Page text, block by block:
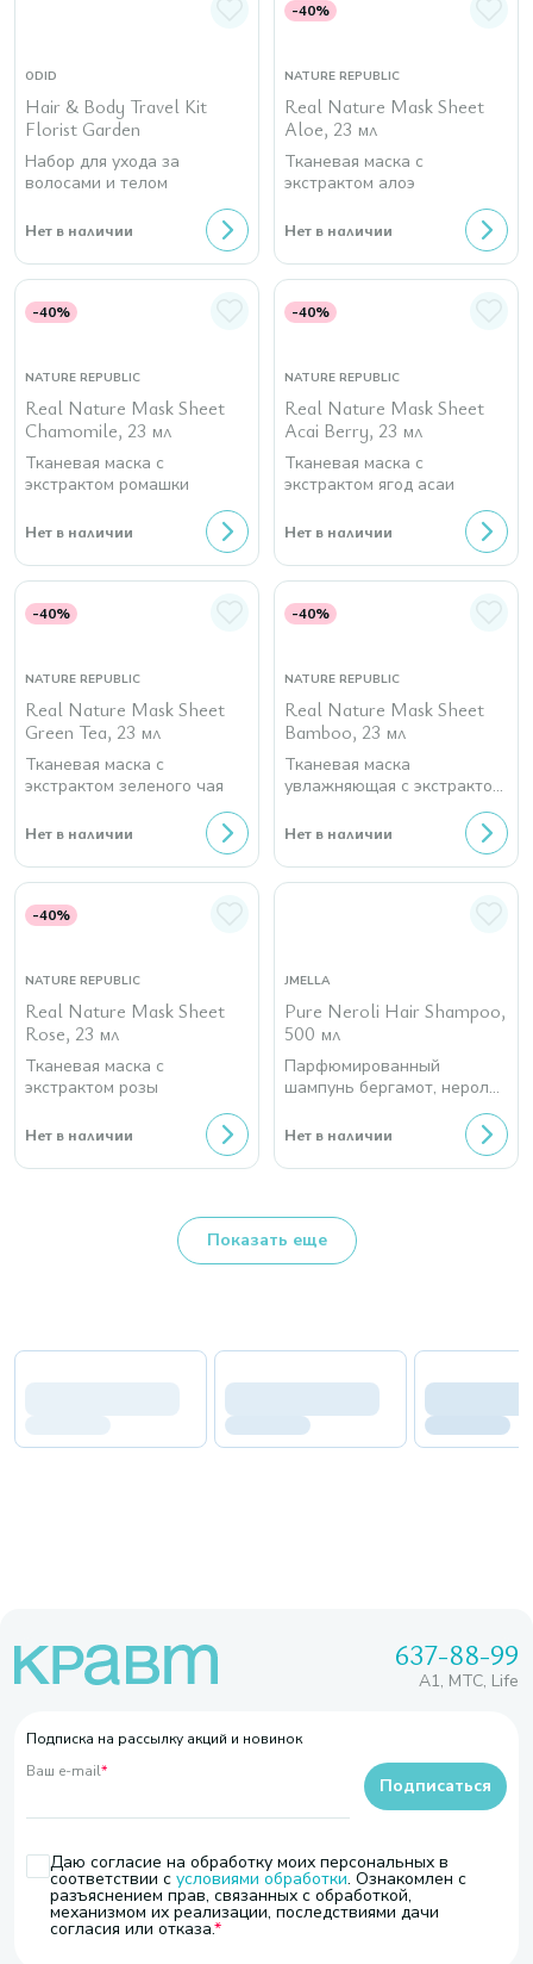
ODID
Hair & Body Travel Kit
Florist Garden
Набор для ухода за
волосами и телом
Нет в наличии
-40%
NATURE REPUBLIC
Real Nature Mask Sheet
Aloe, 23 мл
Тканевая маска с
экстрактом алоэ
Нет в наличии
-40%
NATURE REPUBLIC
Real Nature Mask Sheet
Chamomile, 23 мл
Тканевая маска с
экстрактом ромашки
Нет в наличии
-40%
NATURE REPUBLIC
Real Nature Mask Sheet
Acai Berry, 23 мл
Тканевая маска с
экстрактом ягод асаи
Нет в наличии
-40%
NATURE REPUBLIC
Real Nature Mask Sheet
Green Tea, 23 мл
Тканевая маска с
экстрактом зеленого чая
Нет в наличии
-40%
NATURE REPUBLIC
Real Nature Mask Sheet
Bamboo, 23 мл
Тканевая маска
увлажняющая с экстрактом
Нет в наличии
-40%
NATURE REPUBLIC
Real Nature Mask Sheet
Rose, 23 мл
Тканевая маска с
экстрактом розы
Нет в наличии
JMELLA
Pure Neroli Hair Shampoo,
500 мл
Парфюмированный
шампунь бергамот, нероли,
Нет в наличии
Показать еще
637-88-99
A1, МТС, Life
Подписка на рассылку акций и новинок
Ваш e-mail*
Даю согласие на обработку моих персональных в
соответствии с условиями обработки. Ознакомлен с
разъяснением прав, связанных с обработкой,
механизмом их реализации, последствиями дачи
согласия или отказа.
Подписаться